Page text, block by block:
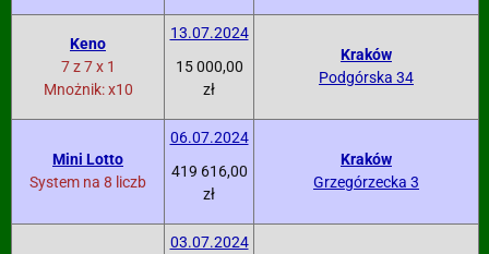
Keno
7 z 7 x 1
Mnożnik: x10
13.07.2024
15 000,00
zł
Kraków
Podgórska 34
Mini Lotto
System na 8 liczb
06.07.2024
419 616,00
zł
Kraków
Grzegórzecka 3
03.07.2024